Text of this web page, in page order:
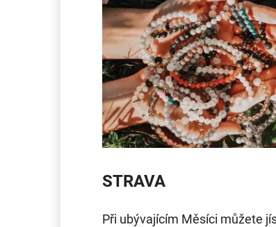
STRAVA
Při ubývajícím Měsíci můžete